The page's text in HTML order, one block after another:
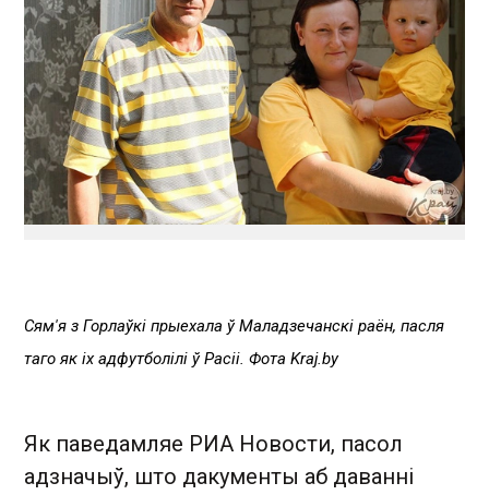
Сям'я з Горлаўкі прыехала ў Маладзечанскі раён, пасля
таго як іх адфутболілі ў Расіі. Фота Kraj.by
Як паведамляе РИА Новости, пасол
адзначыў, што дакументы аб даванні